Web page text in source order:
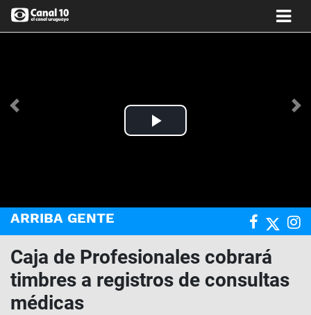
Play
Anterior
ARRIBA GENTE
Caja de Profesionales cobrará
timbres a registros de consultas
médicas